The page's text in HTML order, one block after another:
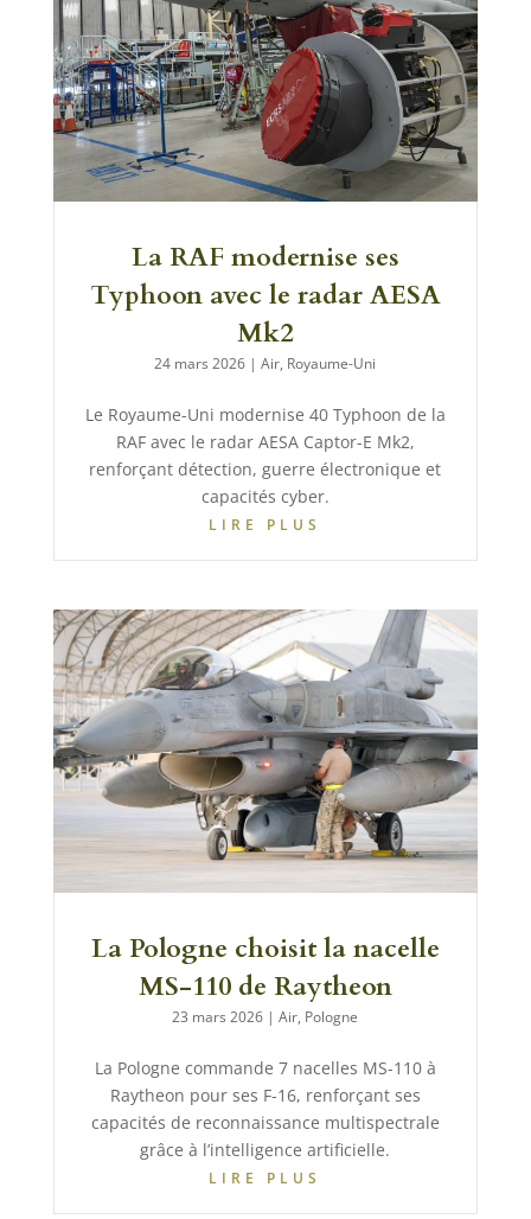
La RAF modernise ses
Typhoon avec le radar AESA
Mk2
24 mars 2026 |Air, Royaume-Uni
Le Royaume-Uni modernise 40 Typhoon de la
RAF avec le radar AESA Captor-E Mk2,
renforçant détection, guerre électronique et
capacités cyber.
LIRE PLUS
La Pologne choisit la nacelle
MS-110 de Raytheon
23 mars 2026 |Air, Pologne
La Pologne commande 7 nacelles MS-110 à
Raytheon pour ses F-16, renforçant ses
capacités de reconnaissance multispectrale
grâce à l’intelligence artificielle.
LIRE PLUS